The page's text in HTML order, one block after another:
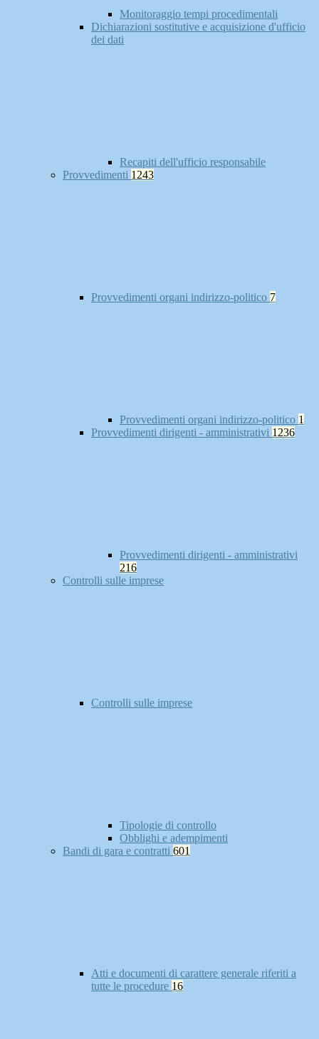
Monitoraggio tempi procedimentali
Dichiarazioni sostitutive e acquisizione d'ufficio
dei dati
Recapiti dell'ufficio responsabile
Provvedimenti 1243
Provvedimenti organi indirizzo-politico 7
Provvedimenti organi indirizzo-politico 1
Provvedimenti dirigenti - amministrativi 1236
Provvedimenti dirigenti - amministrativi
216
Controlli sulle imprese
Controlli sulle imprese
Tipologie di controllo
Obblighi e adempimenti
Bandi di gara e contratti 601
Atti e documenti di carattere generale riferiti a
tutte le procedure 16